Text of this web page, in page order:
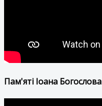
Пам'яті Іоана Богослова